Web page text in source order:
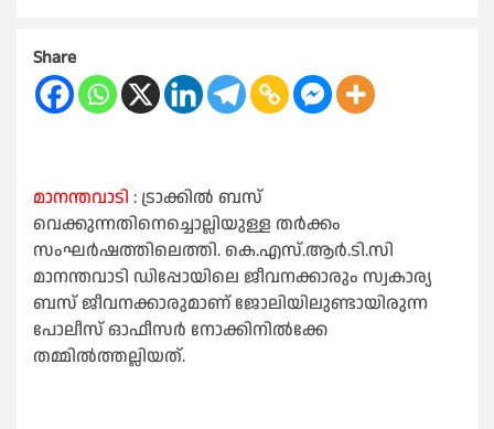
Share
മാനന്തവാടി : ട്രാക്കില്‍ ബസ്
വെക്കുന്നതിനെച്ചൊല്ലിയുള്ള തര്‍ക്കം
സംഘര്‍ഷത്തിലെത്തി. കെ.എസ്.ആര്‍.ടി.സി
മാനന്തവാടി ഡിപ്പോയിലെ ജീവനക്കാരും സ്വകാര്യ
ബസ് ജീവനക്കാരുമാണ് ജോലിയിലുണ്ടായിരുന്ന
പോലീസ് ഓഫീസര്‍ നോക്കിനില്‍ക്കേ
തമ്മില്‍ത്തല്ലിയത്.